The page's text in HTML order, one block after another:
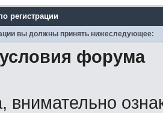
регистрации
вы должны принять нижеследующее:
форума
внимательно